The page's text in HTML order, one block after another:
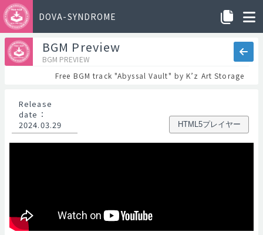
DOVA-SYNDROME
BGM Preview
BGM PREVIEW
Free BGM track "Abyssal Vault" by K’z Art Storage
Release
date ：
2024.03.29
HTML5プレイヤー